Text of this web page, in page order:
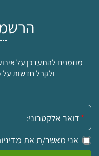
מוזמנים להתעדכן על
ולקבל חדשות על
אימייל:
אני מאשר/ת את